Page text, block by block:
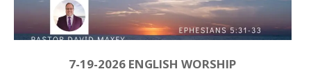
7-19-2026 ENGLISH WORSHIP